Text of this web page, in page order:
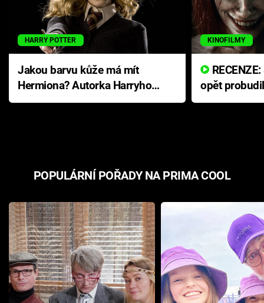
HARRY POTTER
Jakou barvu kůže má mít
Hermiona? Autorka Harryho
Pottera přišla s ráznou
KINOFILMY
opět
přichází s
POPULÁRNÍ POŘADY NA PRIMA COOL